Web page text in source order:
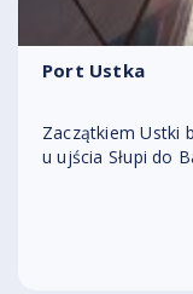
Port Ustka
Zaczątkiem Ustki
u ujścia Słupi do